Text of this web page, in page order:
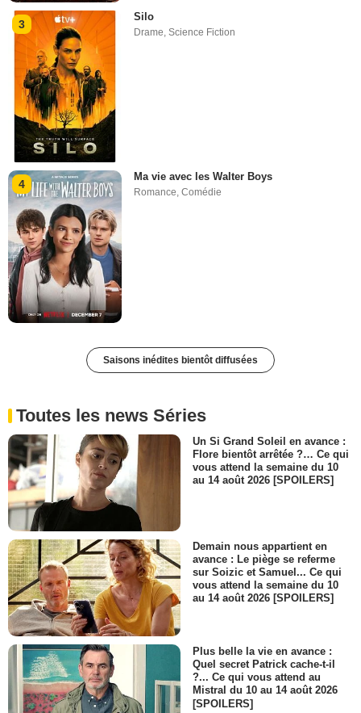
3
Silo
Drame,Science Fiction
4
Ma vie avec les Walter Boys
Romance,Comédie
Saisons inédites bientôt diffusées
Toutes les news Séries
Un Si Grand Soleil en avance :
Flore bientôt arrêtée ?… Ce qui
vous attend la semaine du 10
au 14 août 2026 [SPOILERS]
Demain nous appartient en
avance : Le piège se referme
sur Soizic et Samuel... Ce qui
vous attend la semaine du 10
au 14 août 2026 [SPOILERS]
Plus belle la vie en avance :
Quel secret Patrick cache-t-il
?... Ce qui vous attend au
Mistral du 10 au 14 août 2026
[SPOILERS]